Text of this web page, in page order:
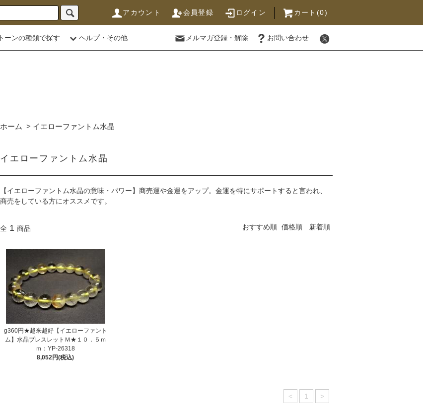
アカウント 会員登録 ログイン カート(0)
ーンの種類で探す ヘルプ・その他 メルマガ登録・解除 お問い合わせ
ホーム > イエローファントム水晶
イエローファントム水晶
【イエローファントム水晶の意味・パワー】商売運や金運をアップ。金運を特にサポートすると言われ、
商売をしている方にオススメです。
全 1 商品 おすすめ順 価格順 新着順
g360円★越来越好【イエローファント
ム】水晶ブレスレットＭ★１０．５ｍ
ｍ：YP-26318
8,052円(税込)
< 1 >